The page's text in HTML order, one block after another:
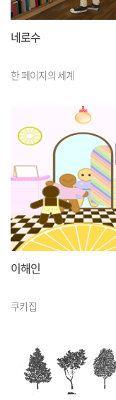
네로수
한 페이지의 세계
이해인
쿠키집